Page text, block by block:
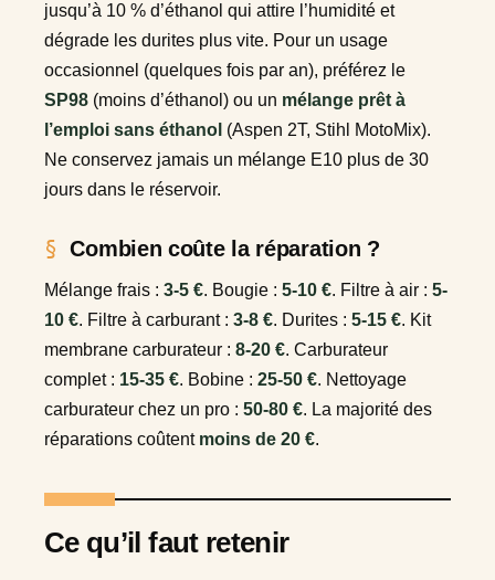
jusqu’à 10 % d’éthanol qui attire l’humidité et
dégrade les durites plus vite. Pour un usage
occasionnel (quelques fois par an), préférez le
SP98 (moins d’éthanol) ou un mélange prêt à
l’emploi sans éthanol (Aspen 2T, Stihl MotoMix).
Ne conservez jamais un mélange E10 plus de 30
jours dans le réservoir.
Combien coûte la réparation ?
Mélange frais : 3-5 €. Bougie : 5-10 €. Filtre à air : 5-
10 €. Filtre à carburant : 3-8 €. Durites : 5-15 €. Kit
membrane carburateur : 8-20 €. Carburateur
complet : 15-35 €. Bobine : 25-50 €. Nettoyage
carburateur chez un pro : 50-80 €. La majorité des
réparations coûtent moins de 20 €.
Ce qu’il faut retenir